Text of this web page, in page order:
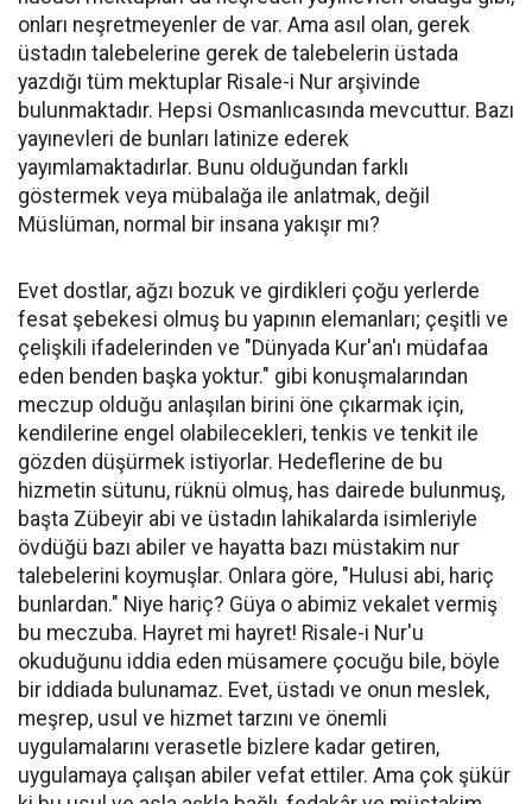
onları neşretmeyenler de var. Ama asıl olan, gerek
üstadın talebelerine gerek de talebelerin üstada
yazdığı tüm mektuplar Risale-i Nur arşivinde
bulunmaktadır. Hepsi Osmanlıcasında mevcuttur. Bazı
yayınevleri de bunları latinize ederek
yayımlamaktadırlar. Bunu olduğundan farklı
göstermek veya mübalağa ile anlatmak, değil
Müslüman, normal bir insana yakışır mı?
Evet dostlar, ağzı bozuk ve girdikleri çoğu yerlerde
fesat şebekesi olmuş bu yapının elemanları; çeşitli ve
çelişkili ifadelerinden ve "Dünyada Kur'an'ı müdafaa
eden benden başka yoktur." gibi konuşmalarından
meczup olduğu anlaşılan birini öne çıkarmak için,
kendilerine engel olabilecekleri, tenkis ve tenkit ile
gözden düşürmek istiyorlar. Hedeflerine de bu
hizmetin sütunu, rüknü olmuş, has dairede bulunmuş,
başta Zübeyir abi ve üstadın lahikalarda isimleriyle
övdüğü bazı abiler ve hayatta bazı müstakim nur
talebelerini koymuşlar. Onlara göre, "Hulusi abi, hariç
bunlardan." Niye hariç? Güya o abimiz vekalet vermiş
bu meczuba. Hayret mi hayret! Risale-i Nur'u
okuduğunu iddia eden müsamere çocuğu bile, böyle
bir iddiada bulunamaz. Evet, üstadı ve onun meslek,
meşrep, usul ve hizmet tarzını ve önemli
uygulamalarını verasetle bizlere kadar getiren,
uygulamaya çalışan abiler vefat ettiler. Ama çok şükür